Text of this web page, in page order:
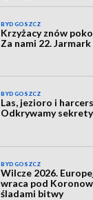
BYDGOSZCZ
Krzyżacy znów
Za nami 22.
BYDGOSZCZ
Las, jezioro i
Odkrywamy
BYDGOSZCZ
Wilcze 2026.
wraca pod
śladami bitwy